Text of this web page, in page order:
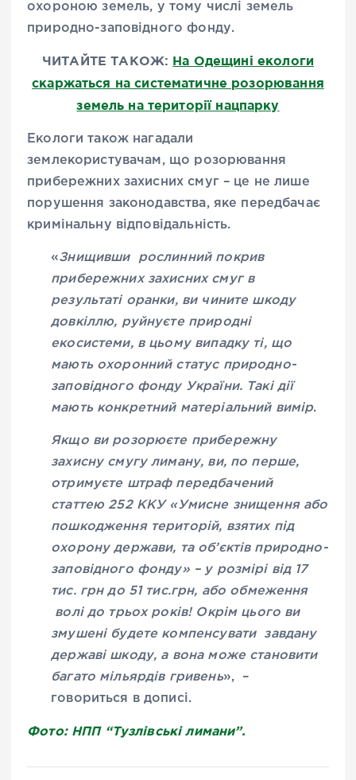
охороною земель, у тому числі земель
природно-заповідного фонду.
ЧИТАЙТЕ ТАКОЖ: На Одещині екологи
скаржаться на систематичне розорювання
земель на території нацпарку
Екологи також нагадали
землекористувачам, що розорювання
прибережних захисних смуг – це не лише
порушення законодавства, яке передбачає
кримінальну відповідальність.
«Знищивши рослинний покрив
прибережних захисних смуг в
результаті оранки, ви чините шкоду
довкіллю, руйнуєте природні
екосистеми, в цьому випадку ті, що
мають охоронний статус природно-
заповідного фонду України. Такі дії
мають конкретний матеріальний вимір.
Якщо ви розорюєте прибережну
захисну смугу лиману, ви, по перше,
отримуєте штраф передбачений
статтею 252 ККУ «Умисне знищення або
пошкодження територій, взятих під
охорону держави, та об’єктів природно-
заповідного фонду» – у розмірі від 17
тис. грн до 51 тис.грн, або обмеження
волі до трьох років! Окрім цього ви
змушені будете компенсувати завдану
державі шкоду, а вона може становити
багато мільярдів гривень», –
говориться в дописі.
Фото: НПП “Тузлівські лимани”.